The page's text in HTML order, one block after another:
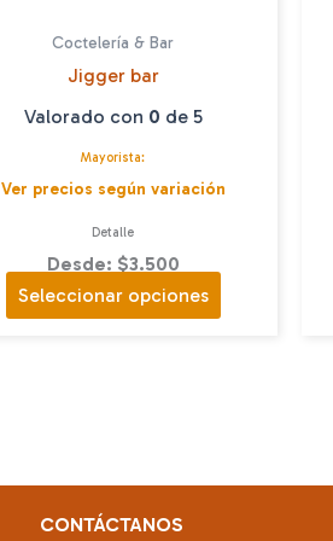
Coctelería & Bar
Jigger bar
Valorado con 0 de 5
Mayorista:
Ver precios según variación
Detalle
Desde: $3.500
Seleccionar opciones
producto
opciones
CONTÁCTANOS